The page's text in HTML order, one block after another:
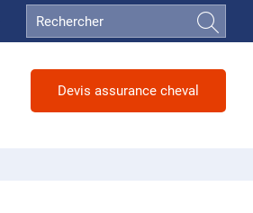
Devis assurance cheval